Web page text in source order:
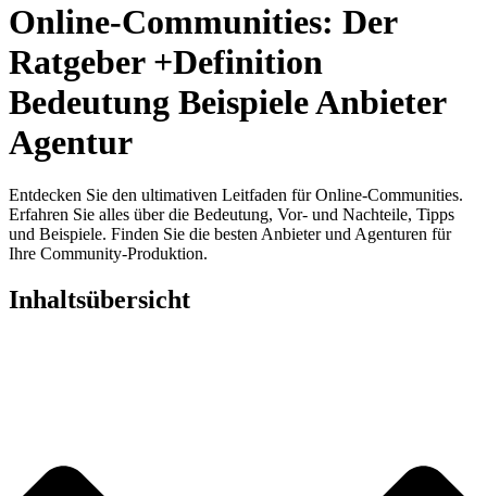
Online-Communities: Der
Ratgeber +Definition
Bedeutung Beispiele Anbieter
Agentur
Entdecken Sie den ultimativen Leitfaden für Online-Communities.
Erfahren Sie alles über die Bedeutung, Vor- und Nachteile, Tipps
und Beispiele. Finden Sie die besten Anbieter und Agenturen für
Ihre Community-Produktion.
Inhaltsübersicht